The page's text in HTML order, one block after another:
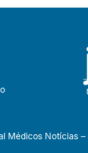
Médicos Notícias –